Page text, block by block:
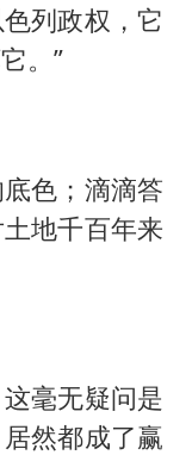
列政权，它
。”
色；滴滴答
地千百年来
毫无疑问是
然都成了赢